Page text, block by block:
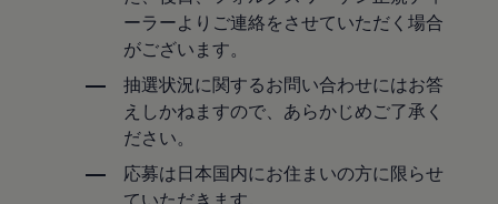
路上故障に関するサポート
フォルクスワーゲンサービス
アクセサリー
Lifestyle & goods
Car Navigation System
Drive Recorder
お客様情報
リサイクルへの取組み
警告灯とインジケーターランプ
特定整備情報
ーラーよりご連絡をさせていただく場合
がございます。
抽選状況に関するお問い合わせにはお答
えしかねますので、あらかじめご了承く
ださい。
応募は日本国内にお住まいの方に限らせ
ていただきます。